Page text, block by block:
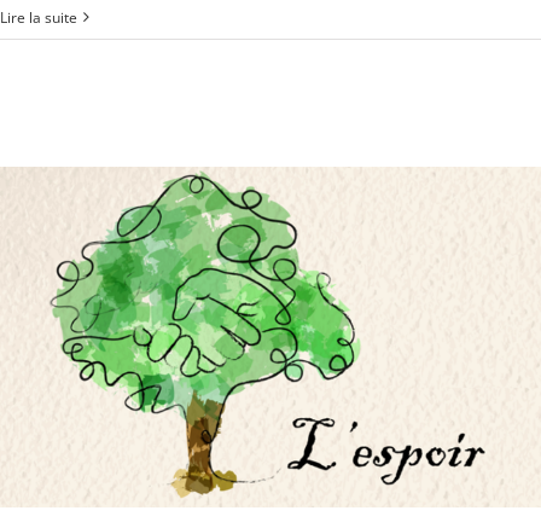
Lire la suite